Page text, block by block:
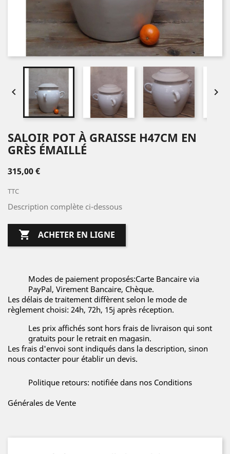
 
SALOIR POT À GRAISSE H47CM EN
GRÈS ÉMAILLÉ
315,00 €
TTC
Description complète ci-dessous
 ACHETER EN LIGNE
Modes de paiement proposés:Carte Bancaire via
PayPal, Virement Bancaire, Chèque.
Les délais de traitement diffèrent selon le mode de
règlement choisi: 24h, 72h, 15j après réception.
Les prix affichés sont hors frais de livraison qui sont
gratuits pour le retrait en magasin.
Les frais d'envoi sont indiqués dans la description, sinon
nous contacter pour établir un devis.
Politique retours: notifiée dans nos Conditions
Générales de Vente